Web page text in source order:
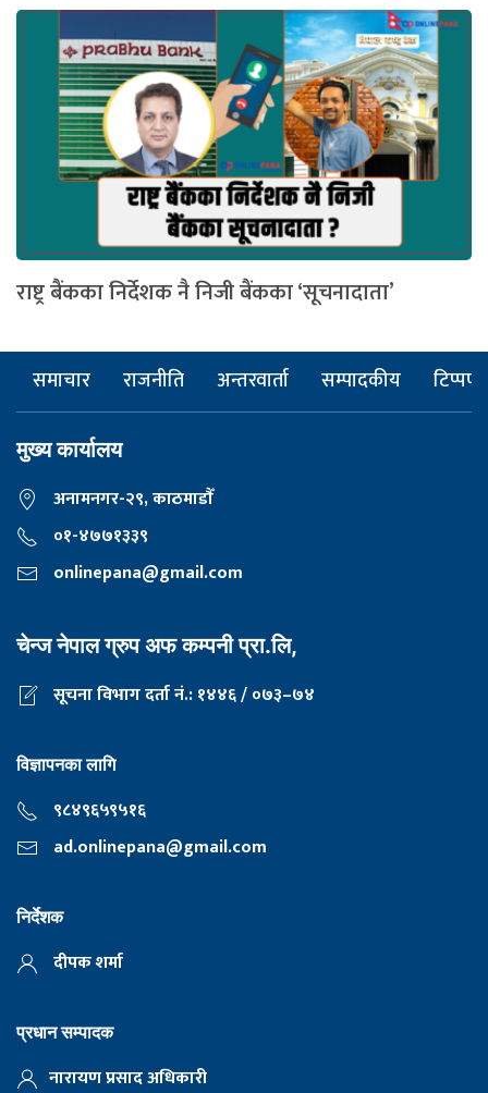
राष्ट्र बैंकका निर्देशक नै निजी बैंकका ‘सूचनादाता’
समाचार राजनीति अन्तरवार्ता सम्पादकीय टिप्पणी
मुख्य कार्यालय
अनामनगर-२९, काठमाडाैँ
०१-४७७१३३९
onlinepana@gmail.com
चेन्ज नेपाल ग्रुप अफ कम्पनी प्रा.लि,
सूचना विभाग दर्ता नं.: १४४६ / ०७३–७४
विज्ञापनका लागि
९८४९६५९५१६
ad.onlinepana@gmail.com
निर्देशक
दीपक शर्मा
प्रधान सम्पादक
नारायण प्रसाद अधिकारी